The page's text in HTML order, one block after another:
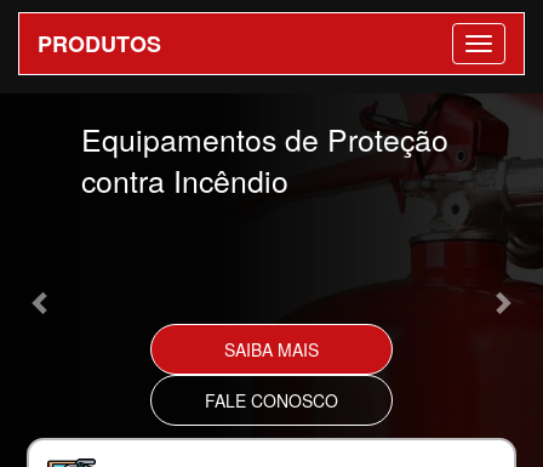
PRODUTOS
Equipamentos de Proteção
contra Incêndio
SAIBA MAIS
FALE CONOSCO